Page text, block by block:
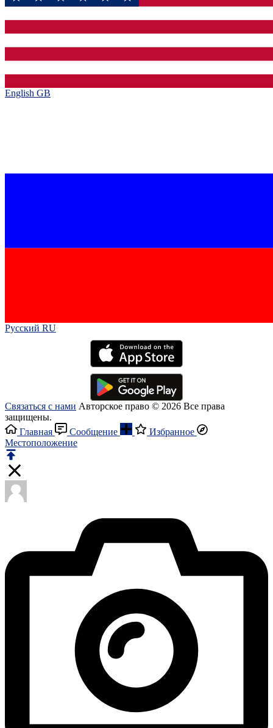
English GB‎
Русский RU‎
Связаться с нами Авторское право © 2026 Все права
защищены.
Главная
Сообщение
Избранное
Местоположение